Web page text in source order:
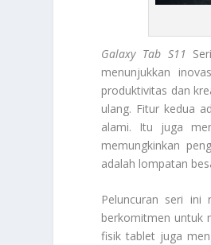
Galaxy Tab S11
menunjukkan
produktivitas dan
ulang. Fitur kedua
alami. Itu juga
memungkinkan
adalah lompatan
Peluncuran seri ini
berkomitmen untuk
fisik tablet juga